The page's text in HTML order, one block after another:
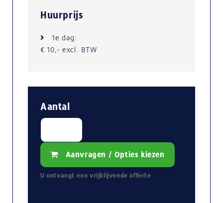
Huurprijs
1e dag:
€ 10,- excl. BTW
Aantal
Aanvragen / Opties kiezen
U ontvangt een vrijblijvende offerte